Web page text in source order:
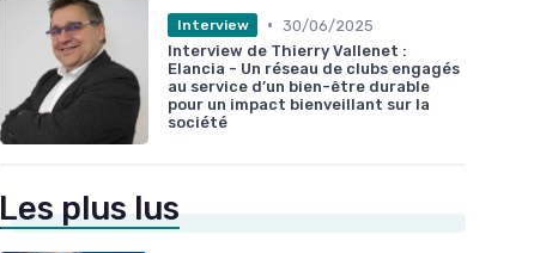
Interview • 30/06/2025
Interview de Thierry Vallenet :
Elancia - Un réseau de clubs engagés
au service d’un bien-être durable
pour un impact bienveillant sur la
société
Les plus lus